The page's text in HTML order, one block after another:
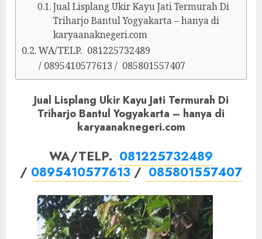
Jual Lisplang Ukir Kayu Jati Termurah Di
Triharjo Bantul Yogyakarta – hanya di
karyaanaknegeri.com
WA/TELP. 081225732489
/ 0895410577613 / 085801557407
Jual Lisplang Ukir Kayu Jati Termurah Di
Triharjo Bantul Yogyakarta – hanya di
karyaanaknegeri.com
WA/TELP. 081225732489
/ 0895410577613/085801557407